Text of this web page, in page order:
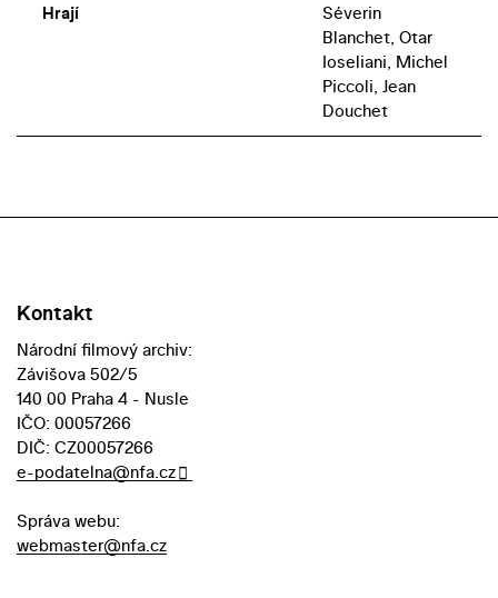
Hrají
Séverin
Blanchet, Otar
Ioseliani, Michel
Piccoli, Jean
Douchet
Kontakt
Národní filmový archiv:
Závišova 502/5
140 00 Praha 4 - Nusle
IČO: 00057266
DIČ: CZ00057266
e-podatelna@nfa.cz
Správa webu:
webmaster@nfa.cz